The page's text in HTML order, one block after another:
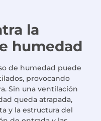
la
humedad
de humedad puede
provocando
Sin una ventilación
queda atrapada,
y la estructura del